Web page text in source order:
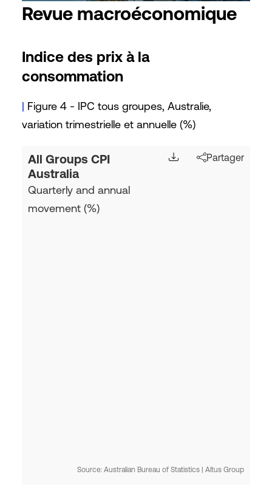
Revue macroéconomique
Indice des prix à la
consommation
| Figure 4 - IPC tous groupes, Australie,
variation trimestrielle et annuelle (%)
All Groups CPI
Australia
Quarterly and annual
movement (%)
Partager
Source: Australian Bureau of Statistics | Altus Group